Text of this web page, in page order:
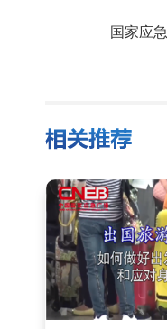
国家应